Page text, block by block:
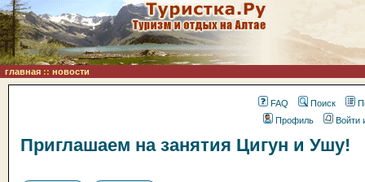
главная :: новости
FAQ Поиск
Профиль
Войти
Приглашаем на занятия Цигун и Ушу!